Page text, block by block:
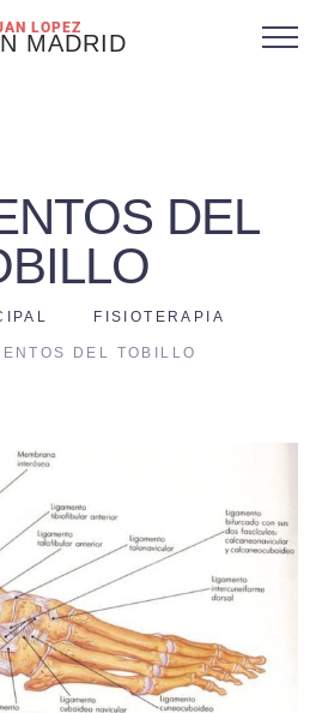
LOPEZ
MADRID
DEL
FISIOTERAPIA
DEL TOBILLO